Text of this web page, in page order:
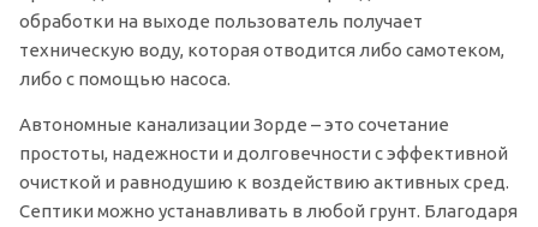
обработки на выходе пользователь получает
техническую воду, которая отводится либо самотеком,
либо с помощью насоса.
Автономные канализации Зорде – это сочетание
простоты, надежности и долговечности с эффективной
очисткой и равнодушию к воздействию активных сред.
Септики можно устанавливать в любой грунт. Благодаря